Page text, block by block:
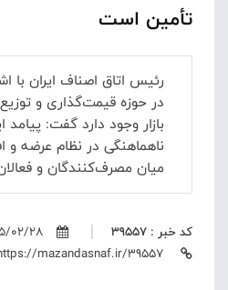
تأمین است
رئیس اتاق اصناف ایران با
در حوزه قیمت‌گذاری و
بازار وجود دارد گفت:
ناهماهنگی در نظام عرضه و
میان مصرف‌کنندگان و
کد خبر : 39557 02/28